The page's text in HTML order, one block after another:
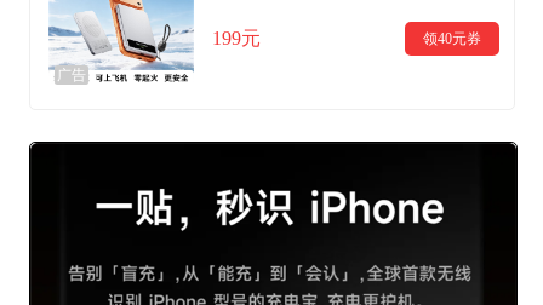
广告
机 【星空银】智能屏显|可识别iPhone|
199元 领40元券